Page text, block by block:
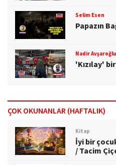
Selim Esen
Papazın
Nadir Avşaroğlu
'Kızılay'
ÇOK OKUNANLAR (HAFTALIK)
Kitap
İyi bir
/ Tacim